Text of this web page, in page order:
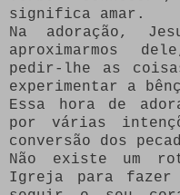
significa amar.
Na adoração,
aproximarmos
pedir-lhe as
experimentar a
Essa hora de
por várias
conversão dos
Não existe um
Igreja para fazer